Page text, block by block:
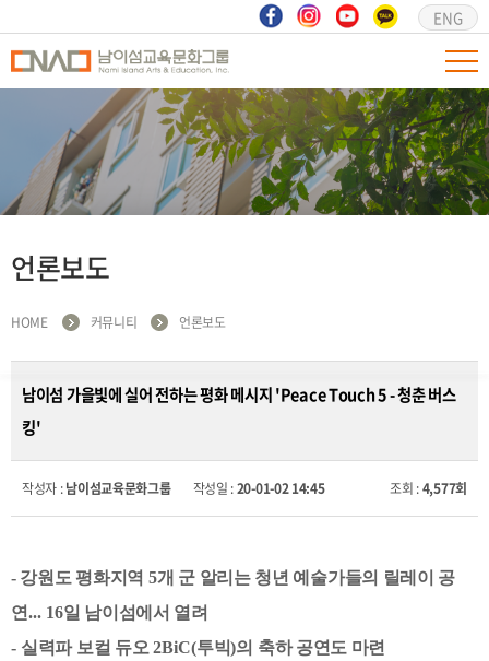
ENG
언론보도
HOME 커뮤니티 언론보도
남이섬 가을빛에 실어 전하는 평화 메시지 'Peace Touch 5 - 청춘 버스
킹'
작성자 :남이섬교육문화그룹 작성일 :20-01-02 14:45 조회 :4,577회
- 강원도 평화지역 5개 군 알리는 청년 예술가들의 릴레이 공
연... 16일 남이섬에서 열려
- 실력파 보컬 듀오 2BiC(투빅)의 축하 공연도 마련